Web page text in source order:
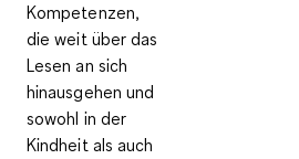
Kompetenzen,
die weit über das
Lesen an sich
hinausgehen und
sowohl in der
Kindheit als auch